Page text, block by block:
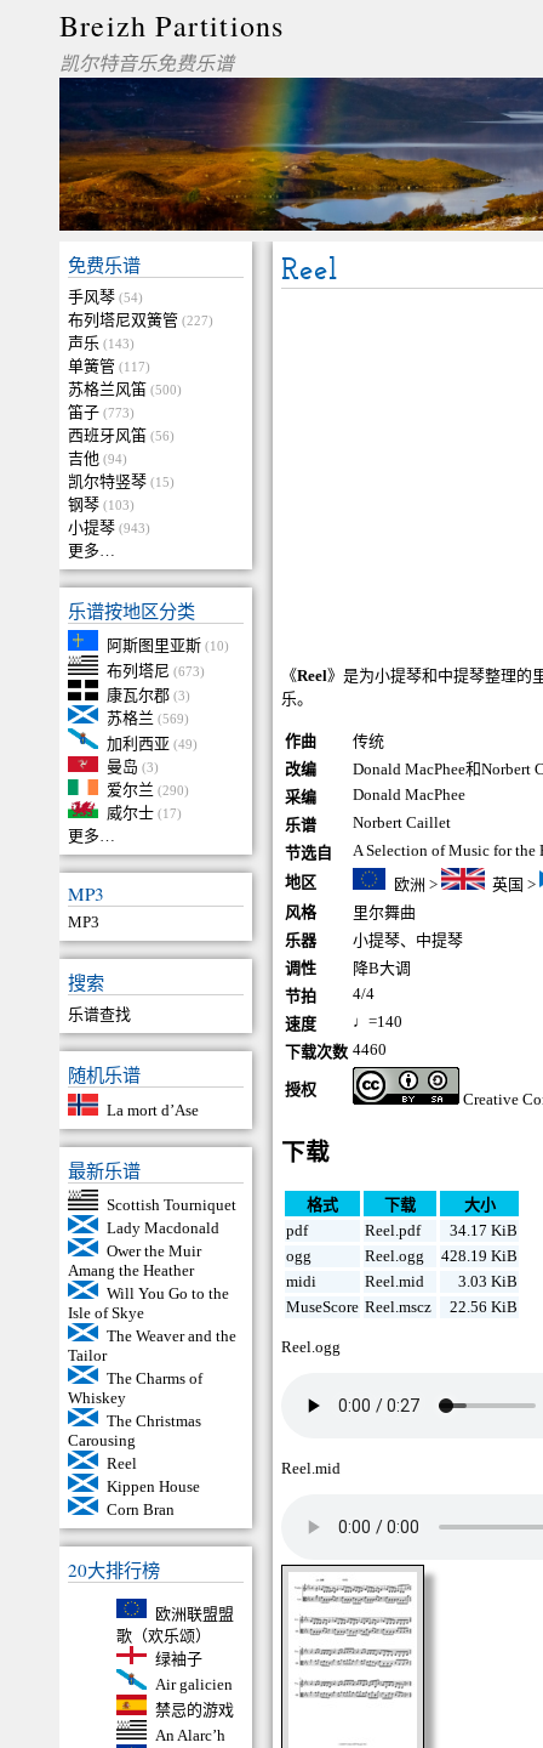
Breizh Partitions
凯尔特音乐免费乐谱
免费乐谱
手风琴 (54)
布列塔尼双簧管 (227)
声乐 (143)
单簧管 (117)
苏格兰风笛 (500)
笛子 (773)
西班牙风笛 (56)
吉他 (94)
凯尔特竖琴 (15)
钢琴 (103)
小提琴 (943)
更多…
乐谱按地区分类
阿斯图里亚斯 (10)
布列塔尼 (673)
康瓦尔郡 (3)
苏格兰 (569)
加利西亚 (49)
曼岛 (3)
爱尔兰 (290)
威尔士 (17)
更多…
MP3
MP3
搜索
乐谱查找
随机乐谱
La mort d’Ase
最新乐谱
Scottish Tourniquet
Lady Macdonald
Ower the Muir
Amang the Heather
Will You Go to the
Isle of Skye
The Weaver and the
Tailor
The Charms of
Whiskey
The Christmas
Carousing
Reel
Kippen House
Corn Bran
20大排行榜
欧洲联盟盟
歌（欢乐颂）
绿袖子
Air galicien
禁忌的游戏
An Alarc’h
Reel
《Reel》是为小提琴和中提琴整理的
乐。
作曲
传统
改编
Donald MacPhee和Norbert
采编
Donald MacPhee
乐谱
Norbert Caillet
节选自
A Selection of Music for the
地区
欧洲 > 英国 >
风格
里尔舞曲
乐器
小提琴、 中提琴
调性
降B大调
节拍
4/4
速度
♩=140
下载次数 4460
授权
Creative
下载
格式 下载
大小
pdf
Reel.pdf
34.17 KiB
ogg
Reel.ogg
428.19 KiB
midi
Reel.mid
3.03 KiB
MuseScore Reel.mscz 22.56 KiB
Reel.ogg
Reel.mid